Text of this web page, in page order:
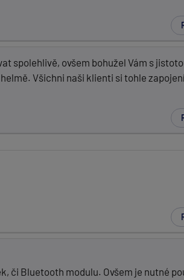
spolehlivě, ovšem bohužel Vám s
Všichni naši klienti si tohle
či Bluetooth modulu. Ovšem je nutné